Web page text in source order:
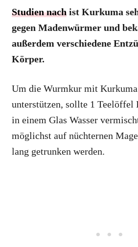
Studien nach ist Kurkuma
gegen Madenwürmer und
außerdem verschiedene
Körper.
Um die Wurmkur mit
unterstützen, sollte 1 Teelöffel
in einem Glas Wasser
möglichst auf nüchternen
lang getrunken werden.